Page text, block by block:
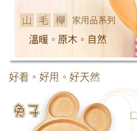
1.本服務係由「台灣大哥大股份有限公司」（
用戶於交易時，得透過本服務購買商品或服務
買賣價金債權讓與本公司後，依約使用本公司
2.基於同意付款使用「大哥付你分期」之契約
資料（包含姓名、電話或地址）提供予台灣大
由本公司與您本人進行分期帳單所需資料之確
3.完整用戶服務條款，請詳閱以下連結：https://
ATM／網路銀行／等多元方式進行付款，方視為
※ 請注意：結帳手續完成當下不需立刻繳費，
購買商品的店家。未經商家同意取消之訂單仍
後付繳納相關費用。
※ 交易是否成功請以「AFTEE先享後付 」之結
是否繳費成功／繳費後需取消欲退款等相關疑
客戶支援中心」
https://
【注意事項】
１．透過由恩沛科技股份有限公司提供之「
易，需依本服務之必要範圍內提供個人資料，
權轉讓予恩沛科技股份有限公司。
２．關於個人資料處理事宜，請瀏覽以下網址：
https://aftee.tw/terms/#terms3
３．未成年的使用者請事先徵得法定代理人或
每筆NT$100，滿NT$1,000(含以上)免運
京站台北店客服中心(1F星巴克旁) 即日起
免運費